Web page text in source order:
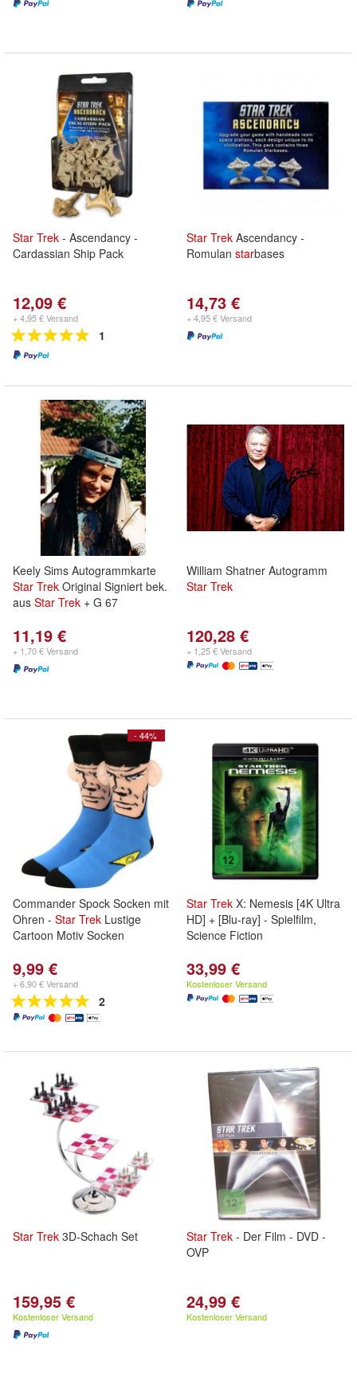
Star Trek - Ascendancy -
Cardassian Ship Pack
12,09 €
+ 4,95 € Versand
1
Star Trek Ascendancy -
Romulan starbases
14,73 €
+ 4,95 € Versand
Keely Sims Autogrammkarte
Star Trek Original Signiert bek.
aus Star Trek + G 67
11,19 €
+ 1,70 € Versand
William Shatner Autogramm
Star Trek
120,28 €
+ 1,25 € Versand
- 44%
Commander Spock Socken mit
Ohren - Star Trek Lustige
Cartoon Motiv Socken
9,99 €
+ 6,90 € Versand
2
Star Trek X: Nemesis [4K Ultra
HD] + [Blu-ray] - Spielfilm,
Science Fiction
33,99 €
Kostenloser Versand
Star Trek 3D-Schach Set
159,95 €
Kostenloser Versand
Star Trek - Der Film - DVD -
OVP
24,99 €
Kostenloser Versand